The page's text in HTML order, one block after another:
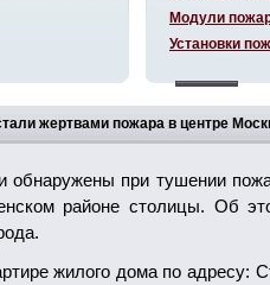
жертвами пожара в центре
обнаружены при тушении
районе столицы. Об
жилого дома по адресу:
Модули
Установки